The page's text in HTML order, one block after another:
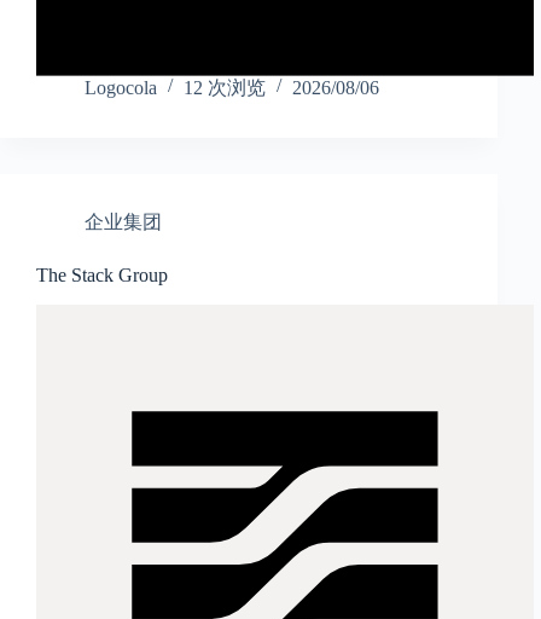
Logocola 12 次浏览 2026/08/06
企业集团
The Stack Group